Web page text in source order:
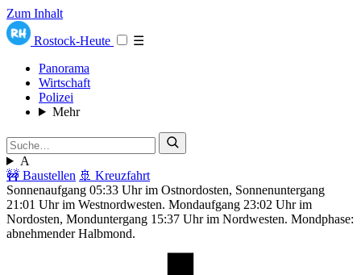
Zum Inhalt
Rostock-Heute
☰
Panorama
Wirtschaft
Polizei
Mehr
A
🚧 Baustellen 🚢 Kreuzfahrt
Sonnenaufgang 05:33 Uhr im Ostnordosten, Sonnenuntergang
21:01 Uhr im Westnordwesten. Mondaufgang 23:02 Uhr im
Nordosten, Monduntergang 15:37 Uhr im Nordwesten. Mondphase:
abnehmender Halbmond.